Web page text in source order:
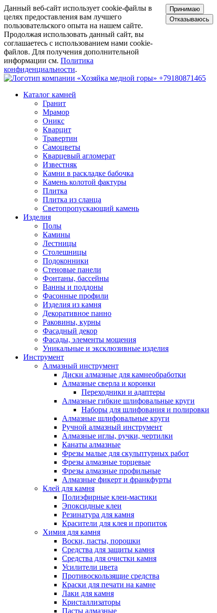
Данный веб-сайт использует cookie-файлы в
целях предоставления вам лучшего
пользовательского опыта на нашем сайте.
Продолжая использовать данный сайт, вы
соглашаетесь с использованием нами cookie-
файлов. Для получения дополнительной
информации см. Политика
конфиденциальности.
Принимаю
Отказываюсь
+79180871465
Каталог камней
Гранит
Мрамор
Оникс
Кварцит
Травертин
Самоцветы
Кварцевый агломерат
Известняк
Камни в раскладке бабочка
Камень колотой фактуры
Плитка
Плитка из сланца
Светопропускающий камень
Изделия
Полы
Камины
Лестницы
Столешницы
Подоконники
Стеновые панели
Фонтаны, бассейны
Ванны и поддоны
Фасонные профили
Изделия из камня
Декоративное панно
Раковины, курны
Фасадный декор
Фасады, элементы мощения
Уникальные и эксклюзивные изделия
Инструмент
Алмазный инструмент
Диски алмазные для камнеобработки
Алмазные сверла и коронки
Переходники и адаптеры
Алмазные гибкие шлифовальные круги
Наборы для шлифования и полировки
Алмазные шлифовальные круги
Ручной алмазный инструмент
Алмазные иглы, ручки, чертилки
Канаты алмазные
Фрезы малые для скульптурных работ
Фрезы алмазные торцевые
Фрезы алмазные профильные
Алмазные фикерт и франкфурты
Клей для камня
Полиэфирные клеи-мастики
Эпоксидные клеи
Резинатура для камня
Красители для клея и пропиток
Химия для камня
Воски, пасты, порошки
Средства для защиты камня
Средства для очистки камня
Усилители цвета
Противоскользящие средства
Краски для печати на камне
Лаки для камня
Кристаллизаторы
Пасты алмазные